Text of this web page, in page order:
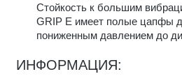
Стойкость к большим
GRIP E имеет полые цапфы
пониженным давлением до
ИНФОРМАЦИЯ: